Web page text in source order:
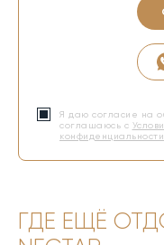
Я даю согласие на
соглашаюсь с
конфиденциальности
ГДЕ ЕЩЁ